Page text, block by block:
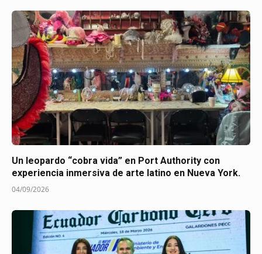
Un leopardo “cobra vida” en Port Authority con
experiencia inmersiva de arte latino en Nueva York.
04/09/2026